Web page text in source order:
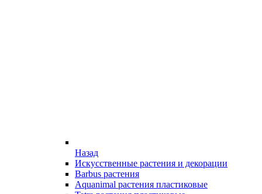
Назад
Искусственные растения и декорации
Barbus растения
Aquanimal растения пластиковые